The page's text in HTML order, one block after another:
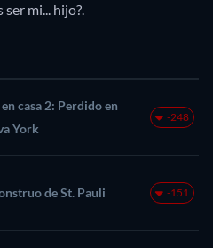
mi... hijo?.
casa 2: Perdido en
York
-248
de St. Pauli -151